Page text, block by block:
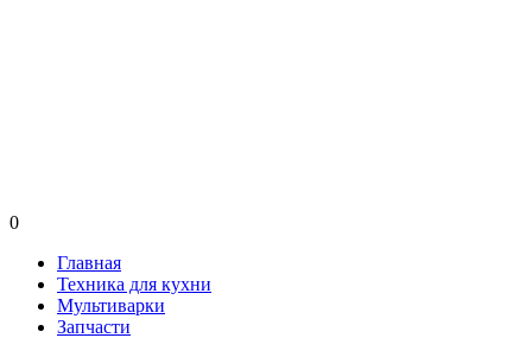
0
Главная
Техника для кухни
Мультиварки
Запчасти